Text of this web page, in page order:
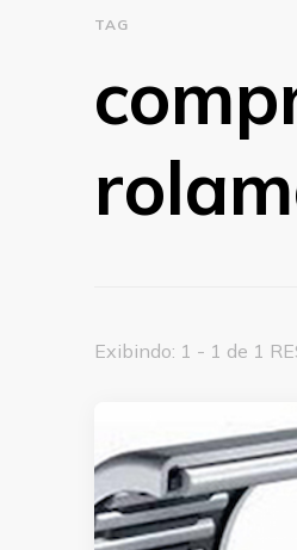
TAG
Exibindo: 1 - 1 de 1